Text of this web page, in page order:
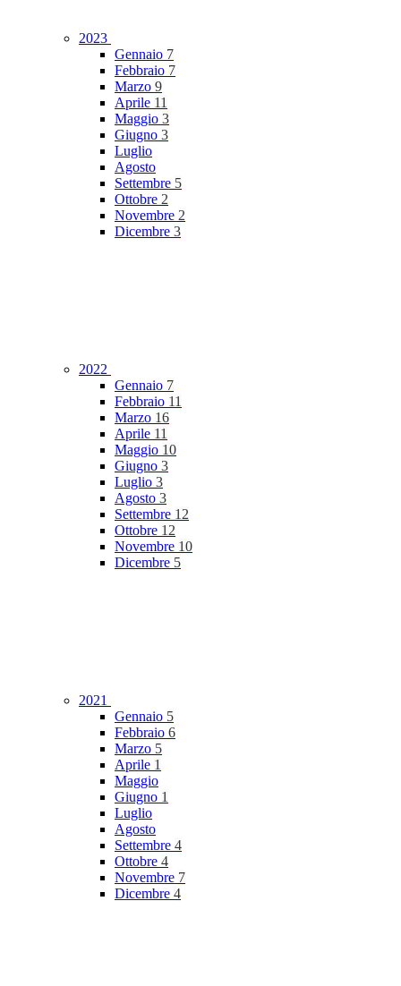
2023
Gennaio 7
Febbraio 7
Marzo 9
Aprile 11
Maggio 3
Giugno 3
Luglio
Agosto
Settembre 5
Ottobre 2
Novembre 2
Dicembre 3
2022
Gennaio 7
Febbraio 11
Marzo 16
Aprile 11
Maggio 10
Giugno 3
Luglio 3
Agosto 3
Settembre 12
Ottobre 12
Novembre 10
Dicembre 5
2021
Gennaio 5
Febbraio 6
Marzo 5
Aprile 1
Maggio
Giugno 1
Luglio
Agosto
Settembre 4
Ottobre 4
Novembre 7
Dicembre 4